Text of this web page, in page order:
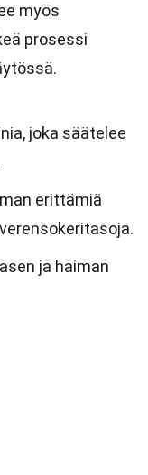
myös
prosessi
joka säätelee
erittämiä
ja haiman